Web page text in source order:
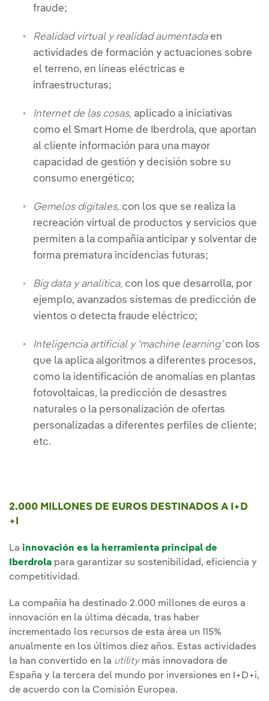
fraude;
Realidad virtual y realidad aumentada en
actividades de formación y actuaciones sobre
el terreno, en líneas eléctricas e
infraestructuras;
Internet de las cosas, aplicado a iniciativas
como el Smart Home de Iberdrola, que aportan
al cliente información para una mayor
capacidad de gestión y decisión sobre su
consumo energético;
Gemelos digitales, con los que se realiza la
recreación virtual de productos y servicios que
permiten a la compañía anticipar y solventar de
forma prematura incidencias futuras;
Big data y analítica, con los que desarrolla, por
ejemplo, avanzados sistemas de predicción de
vientos o detecta fraude eléctrico;
Inteligencia artificial y ‘machine learning’con los
que la aplica algoritmos a diferentes procesos,
como la identificación de anomalías en plantas
fotovoltaicas, la predicción de desastres
naturales o la personalización de ofertas
personalizadas a diferentes perfiles de cliente;
etc.
2.000 MILLONES DE EUROS DESTINADOS A I+D
+I
La innovación es la herramienta principal de
Iberdrola para garantizar su sostenibilidad, eficiencia y
competitividad.
La compañía ha destinado 2.000 millones de euros a
innovación en la última década, tras haber
incrementado los recursos de esta área un 115%
anualmente en los últimos diez años. Estas actividades
la han convertido en la utilitymás innovadora de
España y la tercera del mundo por inversiones en I+D+i,
de acuerdo con la Comisión Europea.